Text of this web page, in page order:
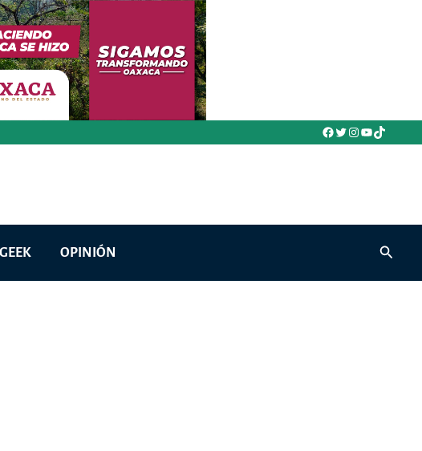
Facebook
Twitter
Instagram
YouTube
TikTok
GEEK OPINIÓN Buscar